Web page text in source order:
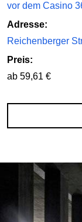
vor dem Casino
Adresse:
Reichenberger
Preis:
ab 59,61 €